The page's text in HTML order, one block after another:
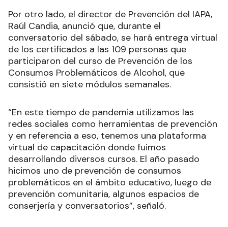
Por otro lado, el director de Prevención del IAPA,
Raúl Candia, anunció que, durante el
conversatorio del sábado, se hará entrega virtual
de los certificados a las 109 personas que
participaron del curso de Prevención de los
Consumos Problemáticos de Alcohol, que
consistió en siete módulos semanales.
“En este tiempo de pandemia utilizamos las
redes sociales como herramientas de prevención
y en referencia a eso, tenemos una plataforma
virtual de capacitación donde fuimos
desarrollando diversos cursos. El año pasado
hicimos uno de prevención de consumos
problemáticos en el ámbito educativo, luego de
prevención comunitaria, algunos espacios de
conserjería y conversatorios”, señaló.